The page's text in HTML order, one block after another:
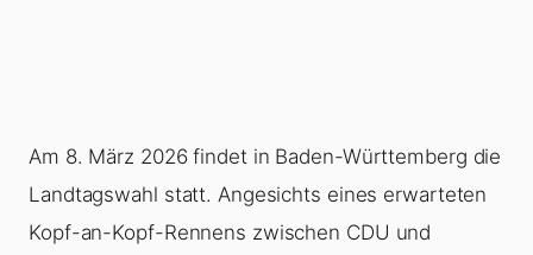
Am 8. März 2026 findet in Baden-Württemberg die
Landtagswahl statt. Angesichts eines erwarteten
Kopf-an-Kopf-Rennens zwischen CDU und